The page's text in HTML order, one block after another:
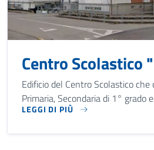
Centro Scolastico
Edificio del Centro Scolastico che
Primaria, Secondaria di 1° grado
LEGGI DI PIÙ
EDIFICIO DEL CENTRO